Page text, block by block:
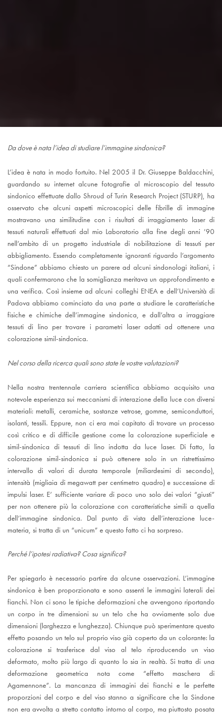
Da dove è nata l’idea di studiare l’immagine sindonica?
L’idea è nata in modo fortuito. Nel 2005 il Dr. Giuseppe Baldacchini,
guardando su internet alcune fotografie al microscopio del tessuto
sindonico effettuate dallo Shroud of Turin Research Project (STURP), ha
osservato che alcuni aspetti microscopici delle fibrille di immagine
mostravano una similitudine con i risultati di irraggiamento laser di
tessuti naturali effettuati dal mio Laboratorio alla fine degli anni ’90
nell’ambito di un progetto industriale di nobilitazione di tessuti per
abbigliamento. Essendo completamente ignoranti riguardo l’argomento
“Sindone” abbiamo chiesto un parere ad alcuni sindonologi italiani, i
quali confermarono che la somiglianza meritava un approfondimento e
una verifica. Così insieme ad alcuni colleghi ENEA e dell’Università di
Padova abbiamo cominciato da una parte a studiare le caratteristiche
fisiche e chimiche dell’immagine sindonica, e dall’altra a irraggiare
tessuti di lino per trovare i parametri laser adatti ad ottenere una
colorazione simil-sindonica.
Nel corso della ricerca quali sono state le vostre valutazioni?
Nella nostra trentennale carriera scientifica abbiamo acquisito una
notevole esperienza sui meccanismi di interazione della luce con diversi
materiali: metalli, ceramiche, sostanze vetrose, gomme, semiconduttori,
isolanti, tessili. Eppure, non ci era mai capitato di trovare un processo
così critico e di difficile gestione come la colorazione superficiale e
simil-sindonica di tessuti di lino indotta da luce laser. Di fatto, la
colorazione simil-sindonica si può ottenere solo in un ristrettissimo
intervallo di valori di durata temporale (miliardesimi di secondo),
intensità (migliaia di megawatt per centimetro quadro) e successione di
impulsi laser. E’ sufficiente variare di poco uno solo dei valori “giusti”
per non ottenere più la colorazione con caratteristiche simili a quella
dell’immagine sindonica. Dal punto di vista dell’interazione luce-
materia, si tratta di un “unicum” e questo fatto ci ha sorpreso.
Perché l’ipotesi radiativa? Cosa significa?
Per spiegarlo è necessario partire da alcune osservazioni. L’immagine
sindonica è ben proporzionata e sono assenti le immagini laterali dei
fianchi. Non ci sono le tipiche deformazioni che avvengono riportando
un corpo in tre dimensioni su un telo che ha ovviamente solo due
dimensioni (larghezza e lunghezza). Chiunque può sperimentare questo
effetto posando un telo sul proprio viso già coperto da un colorante: la
colorazione si trasferisce dal viso al telo riproducendo un viso
deformato, molto più largo di quanto lo sia in realtà. Si tratta di una
deformazione geometrica nota come “effetto maschera di
Agamennone”. La mancanza di immagini dei fianchi e le perfette
proporzioni del corpo e del viso stanno a significare che la Sindone
non era avvolta a stretto contatto intorno al corpo, ma piuttosto posata